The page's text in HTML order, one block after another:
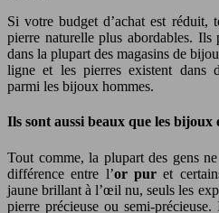
Si votre budget d’achat est réduit,
pierre naturelle plus abordables. Ils
dans la plupart des magasins de
ligne et les pierres existent dans
parmi les bijoux hommes.
Ils sont aussi beaux que les bijoux
Tout comme, la plupart des gens
différence entre l’or pur et
jaune brillant à l’œil nu, seuls les
pierre précieuse ou semi-